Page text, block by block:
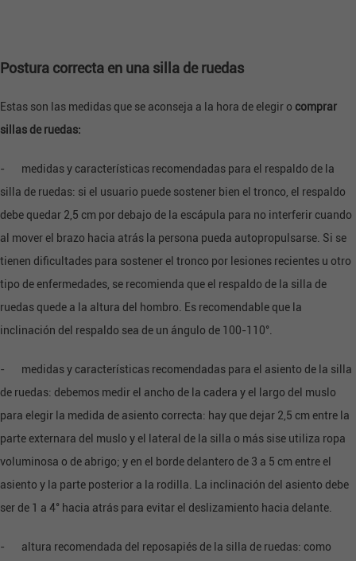
Postura correcta en una silla de ruedas
Estas son las medidas que se aconseja a la hora de elegir o comprar
sillas de ruedas:
- medidas y características recomendadas para el respaldo de la
silla de ruedas: si el usuario puede sostener bien el tronco, el respaldo
debe quedar 2,5 cm por debajo de la escápula para no interferir cuando
al mover el brazo hacia atrás la persona pueda autopropulsarse. Si se
tienen dificultades para sostener el tronco por lesiones recientes u otro
tipo de enfermedades, se recomienda que el respaldo de la silla de
ruedas quede a la altura del hombro. Es recomendable que la
inclinación del respaldo sea de un ángulo de 100-110°.
- medidas y características recomendadas para el asiento de la silla
de ruedas: debemos medir el ancho de la cadera y el largo del muslo
para elegir la medida de asiento correcta: hay que dejar 2,5 cm entre la
parte externara del muslo y el lateral de la silla o más sise utiliza ropa
voluminosa o de abrigo; y en el borde delantero de 3 a 5 cm entre el
asiento y la parte posterior a la rodilla. La inclinación del asiento debe
ser de 1 a 4° hacia atrás para evitar el deslizamiento hacia delante.
- altura recomendada del reposapiés de la silla de ruedas: como